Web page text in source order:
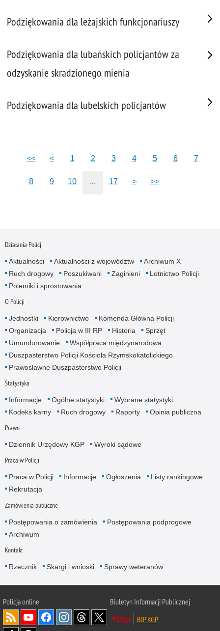
Podziękowania dla leżajskich funkcjonariuszy
Podziękowania dla lubańskich policjantów za
odzyskanie skradzionego mienia
Podziękowania dla lubelskich policjantów
<< < 1 2 3 4 5 6 7
8 9 10 ... 17 > >>
Działania Policji
Aktualności Aktualności z województw
Archiwum X
Ruch drogowy
Poszukiwani Zaginieni
Lotnictwo Policji
Polemiki i sprostowania
O Policji
Jednostki Kierownictwo
Komenda Główna Policji
Organizacja
Policja w III RP Historia
Sprzęt
Umundurowanie
Współpraca międzynarodowa
Duszpasterstwo Policji Kościoła Rzymskokatolickiego
Prawosławne Duszpasterstwo Policji
Statystyka
Informacje Ogólne statystyki
Wybrane statystyki
Kodeks karny
Ruch drogowy Raporty Opinia publiczna
Prawo
Dziennik Urzędowy KGP Wyroki sądowe
Praca w Policji
Praca w Policji Informacje Ogłoszenia
Listy rankingowe
Rekrutacja
Zamówienia publiczne
Postępowania o zamówienia
Postępowania podprogowe
Archiwum
Kontakt
Rzecznik Skargi i wnioski Sprawy weteranów
Policjaonline
Biuletyn Informacji Publicznej
BIP KGP